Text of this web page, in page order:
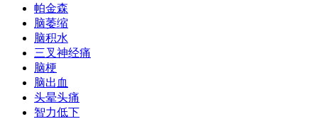
帕金森
脑萎缩
脑积水
三叉神经痛
脑梗
脑出血
头晕头痛
智力低下